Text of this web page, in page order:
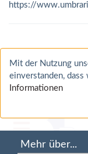
https://
Mit der Nutzung
einverstanden,
Informationen
Mehr über...